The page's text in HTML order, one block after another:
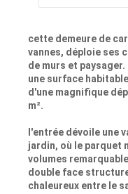
cette demeure de
vannes, déploie ses
de murs et
une surface
d'une magnifique
m².
l'entrée dévoile une
jardin, où le parquet
volumes
double face
chaleureux entre le